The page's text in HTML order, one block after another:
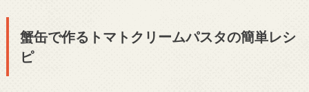
蟹缶で作るトマトクリームパスタの簡単レシ
ピ